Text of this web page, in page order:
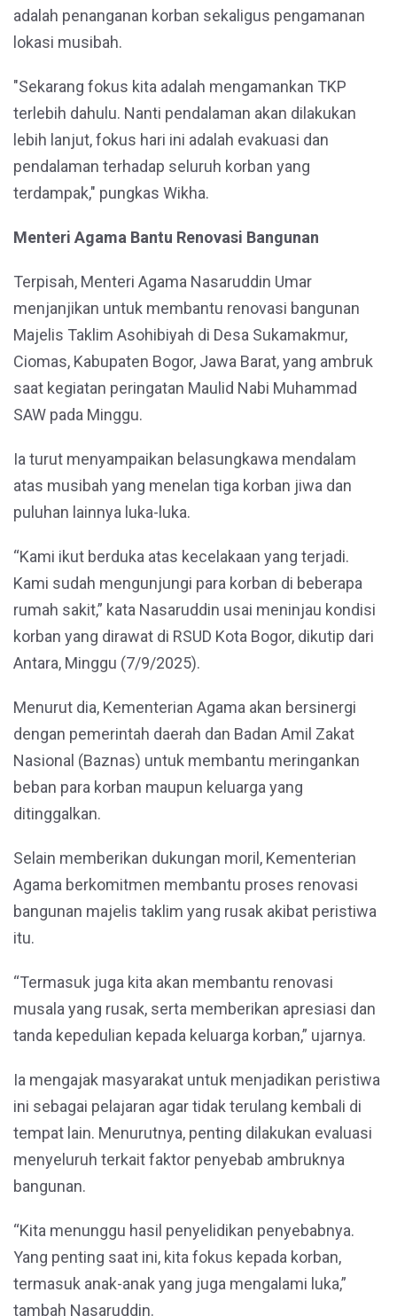
adalah penanganan korban sekaligus pengamanan
lokasi musibah.
"Sekarang fokus kita adalah mengamankan TKP
terlebih dahulu. Nanti pendalaman akan dilakukan
lebih lanjut, fokus hari ini adalah evakuasi dan
pendalaman terhadap seluruh korban yang
terdampak," pungkas Wikha.
Menteri Agama Bantu Renovasi Bangunan
Terpisah, Menteri Agama Nasaruddin Umar
menjanjikan untuk membantu renovasi bangunan
Majelis Taklim Asohibiyah di Desa Sukamakmur,
Ciomas, Kabupaten Bogor, Jawa Barat, yang ambruk
saat kegiatan peringatan Maulid Nabi Muhammad
SAW pada Minggu.
Ia turut menyampaikan belasungkawa mendalam
atas musibah yang menelan tiga korban jiwa dan
puluhan lainnya luka-luka.
“Kami ikut berduka atas kecelakaan yang terjadi.
Kami sudah mengunjungi para korban di beberapa
rumah sakit,” kata Nasaruddin usai meninjau kondisi
korban yang dirawat di RSUD Kota Bogor, dikutip dari
Antara, Minggu (7/9/2025).
Menurut dia, Kementerian Agama akan bersinergi
dengan pemerintah daerah dan Badan Amil Zakat
Nasional (Baznas) untuk membantu meringankan
beban para korban maupun keluarga yang
ditinggalkan.
Selain memberikan dukungan moril, Kementerian
Agama berkomitmen membantu proses renovasi
bangunan majelis taklim yang rusak akibat peristiwa
itu.
“Termasuk juga kita akan membantu renovasi
musala yang rusak, serta memberikan apresiasi dan
tanda kepedulian kepada keluarga korban,” ujarnya.
Ia mengajak masyarakat untuk menjadikan peristiwa
ini sebagai pelajaran agar tidak terulang kembali di
tempat lain. Menurutnya, penting dilakukan evaluasi
menyeluruh terkait faktor penyebab ambruknya
bangunan.
“Kita menunggu hasil penyelidikan penyebabnya.
Yang penting saat ini, kita fokus kepada korban,
termasuk anak-anak yang juga mengalami luka,”
tambah Nasaruddin.